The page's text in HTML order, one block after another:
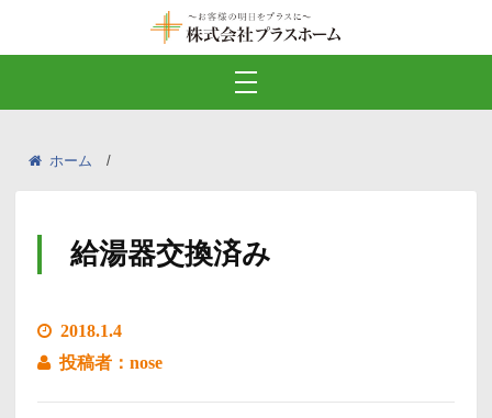
ホーム
給湯器交換済み
2018.1.4
投稿者：nose